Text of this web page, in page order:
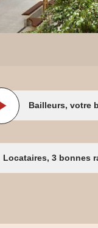
Bailleurs, votre
Locataires, 3 bonnes